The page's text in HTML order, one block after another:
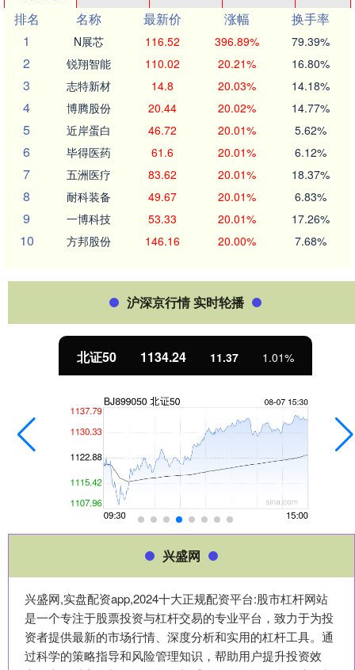
排名
名称 最新价 涨幅
换手率
1
N展芯 116.52 396.89% 79.39%
2 锐翔智能 110.02 20.21% 16.80%
3 志特新材 14.8 20.03% 14.18%
4 博腾股份 20.44 20.02% 14.77%
5 近岸蛋白 46.72 20.01% 5.62%
6 毕得医药 61.6 20.01% 6.12%
7 五洲医疗 83.62 20.01% 18.37%
8 耐科装备 49.67 20.01% 6.83%
9 一博科技 53.33 20.01% 17.26%
10 方邦股份 146.16 20.00% 7.68%
沪深京行情 实时轮播
北证50 1134.24 11.37 1.01%
兴盛网
兴盛网,实盘配资app,2024十大正规配资平台:股市杠杆网站
是一个专注于股票投资与杠杆交易的专业平台，致力于为投
资者提供最新的市场行情、深度分析和实用的杠杆工具。通
过科学的策略指导和风险管理知识，帮助用户提升投资效